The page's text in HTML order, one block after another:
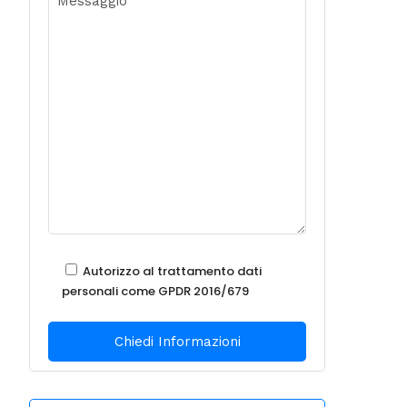
Autorizzo al trattamento dati
personali come GPDR 2016/679